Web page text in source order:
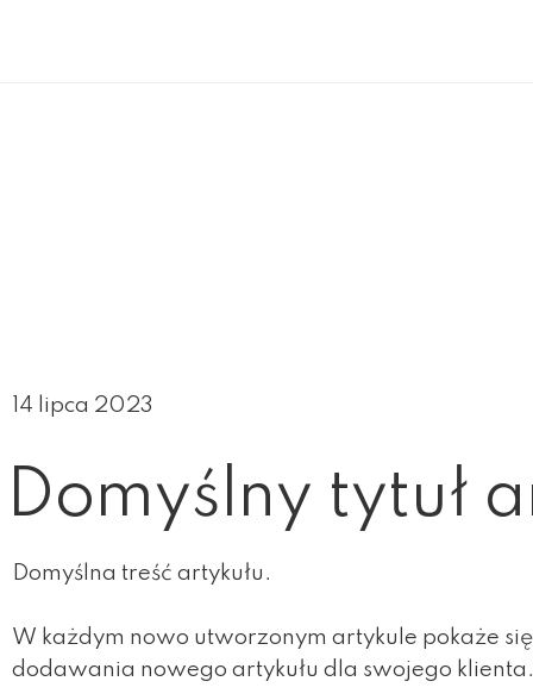
14 lipca 2023
Domyślny tytuł
Domyślna treść artykułu.
W każdym nowo utworzonym artykule pokaże
dodawania nowego artykułu dla swojego klienta.